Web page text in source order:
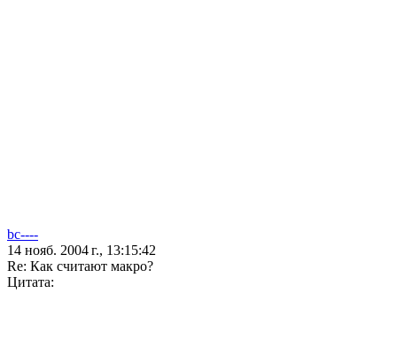
bc----
14 нояб. 2004 г., 13:15:42
Re: Как считают макро?
Цитата: